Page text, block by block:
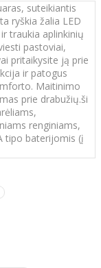
suteikiantis
ryškia žalia LED
traukia aplinkinių
pastoviai,
pritaikysite ją prie
ir patogus
Maitinimo
prie drabužių.ši
renginiams,
tipo baterijomis (į